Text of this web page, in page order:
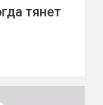
тянет